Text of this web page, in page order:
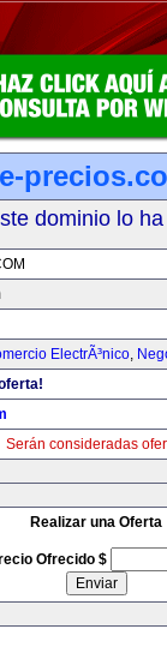
e-
dominio lo
ElectrÃ³nico,
Serán consideradas
Realizar una Oferta
Ofrecido $